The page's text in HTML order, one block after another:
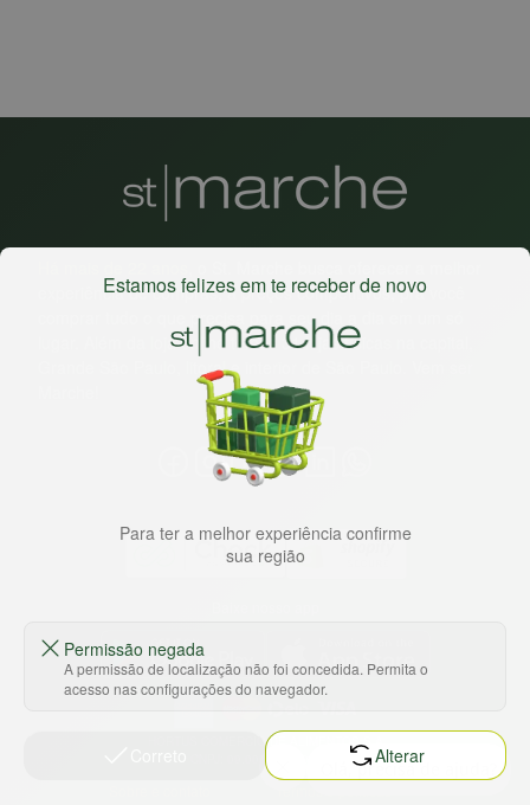
experiência de compras, a preços competitivos, pra você
comprar tudo o que precisa para seu dia a dia em um só
lugar. Além da loja online temos 31 lojas físicas na capital,
Grande São Paulo, litoral e interior de São Paulo. Vem ser
HORTUS COMERCIO DE ALIMENTOS S.A
Estamos felizes em te receber de novo
Para ter a melhor experiência confirme
sua região
Permissão negada
A permissão de localização não foi concedida. Permita o
acesso nas configurações do navegador.
Alterar